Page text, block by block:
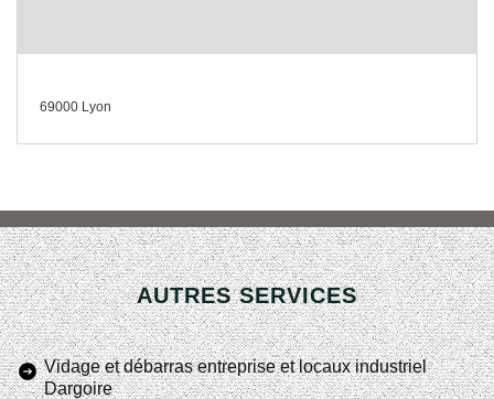
69000 Lyon
AUTRES SERVICES
Vidage et débarras entreprise et locaux industriel
Dargoire